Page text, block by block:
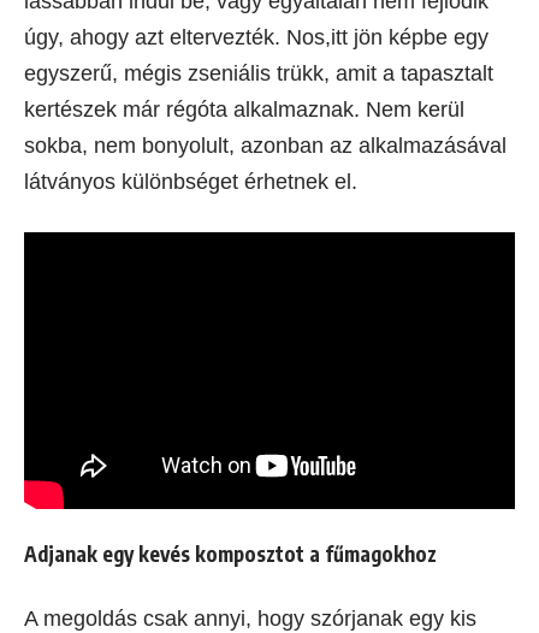
úgy, ahogy azt eltervezték. Nos,itt jön képbe egy
egyszerű, mégis zseniális trükk, amit a tapasztalt
kertészek már régóta alkalmaznak. Nem kerül
sokba, nem bonyolult, azonban az alkalmazásával
látványos különbséget érhetnek el.
Adjanak egy kevés komposztot a fűmagokhoz
A megoldás csak annyi, hogy szórjanak egy kis